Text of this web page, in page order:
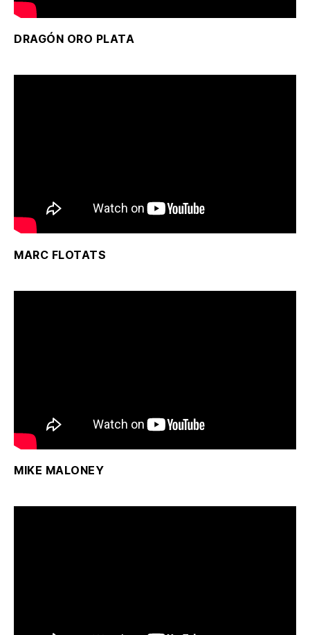
DRAGÓN ORO PLATA
MARC FLOTATS
MIKE MALONEY